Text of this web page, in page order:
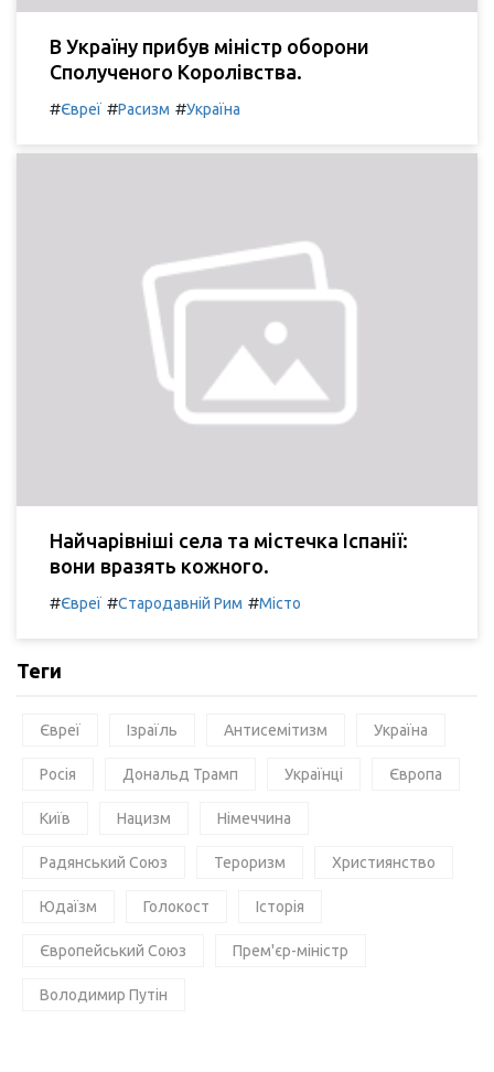
В Україну прибув міністр оборони
Сполученого Королівства.
#Євреї #Расизм #Україна
Найчарівніші села та містечка Іспанії:
вони вразять кожного.
#Євреї #Стародавній Рим #Місто
Теги
Євреї Ізраїль Антисемітизм Україна
Росія Дональд Трамп Українці Європа
Київ Нацизм Німеччина
Радянський Союз Тероризм Християнство
Юдаїзм Голокост Історія
Європейський Союз Прем'єр-міністр
Володимир Путін